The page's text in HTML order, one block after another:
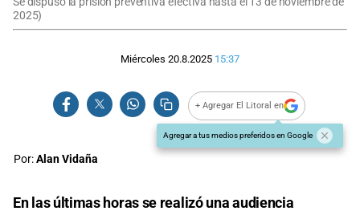
2025)
Miércoles 20.8.2025 15:37
+ Agregar El Litoral en
Agregar a tus medios preferidos en Google
Por:Alan Vidaña
En las últimas horas se realizó una audiencia